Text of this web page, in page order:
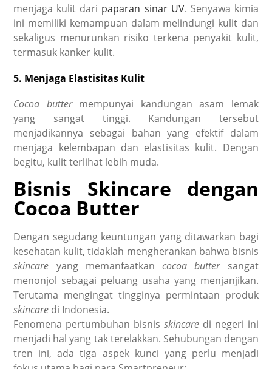
menjaga kulit dari paparan sinar UV. Senyawa kimia
ini memiliki kemampuan dalam melindungi kulit dan
sekaligus menurunkan risiko terkena penyakit kulit,
termasuk kanker kulit.
5. Menjaga Elastisitas Kulit
Cocoa buttermempunyai kandungan asam lemak
yang sangat tinggi. Kandungan tersebut
menjadikannya sebagai bahan yang efektif dalam
menjaga kelembapan dan elastisitas kulit. Dengan
begitu, kulit terlihat lebih muda.
Bisnis Skincare dengan
Cocoa Butter
Dengan segudang keuntungan yang ditawarkan bagi
kesehatan kulit, tidaklah mengherankan bahwa bisnis
skincare yang memanfaatkancocoa buttersangat
menonjol sebagai peluang usaha yang menjanjikan.
Terutama mengingat tingginya permintaan produk
skincare di Indonesia.
Fenomena pertumbuhan bisnis skincare di negeri ini
menjadi hal yang tak terelakkan. Sehubungan dengan
tren ini, ada tiga aspek kunci yang perlu menjadi